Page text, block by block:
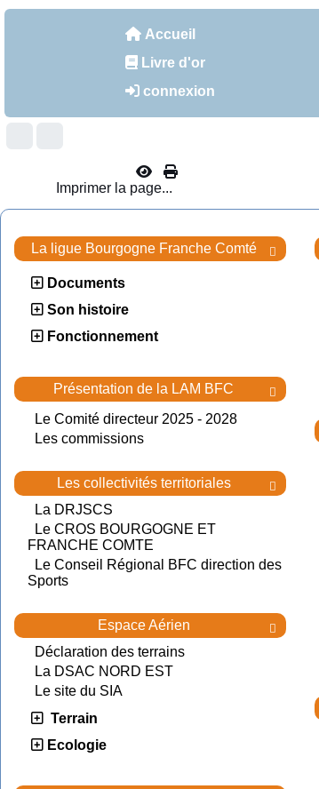
Accueil
Livre d'or
connexion
Imprimer la page...

La ligue Bourgogne Franche Comté
Documents
Son histoire
Fonctionnement

Présentation de la LAM BFC
Le Comité directeur 2025 - 2028
Les commissions

Les collectivités territoriales
La DRJSCS
Le CROS BOURGOGNE ET
FRANCHE COMTE
Le Conseil Régional BFC direction des
Sports

Espace Aérien
Déclaration des terrains
La DSAC NORD EST
Le site du SIA
Terrain
Ecologie